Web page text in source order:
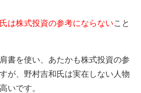
は株式投資の参考にならないこと
書を使い、あたかも株式投資の参
が、野村吉和氏は実在しない人物
いです。